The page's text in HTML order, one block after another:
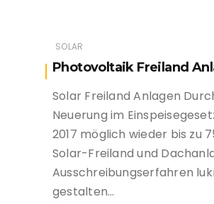
SOLAR
Photovoltaik Freiland
Solar Freiland Anlagen
Neuerung im
2017 möglich wieder bis zu
Solar-Freiland und
Ausschreibungserfahren
gestalten…